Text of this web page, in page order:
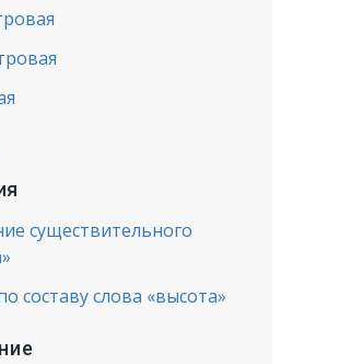
существительного
составу слова «высота»